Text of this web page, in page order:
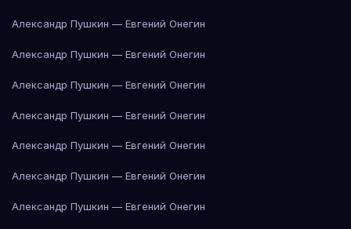
Александр Пушкин — Евгений Онегин
Александр Пушкин — Евгений Онегин
Александр Пушкин — Евгений Онегин
Александр Пушкин — Евгений Онегин
Александр Пушкин — Евгений Онегин
Александр Пушкин — Евгений Онегин
Александр Пушкин — Евгений Онегин